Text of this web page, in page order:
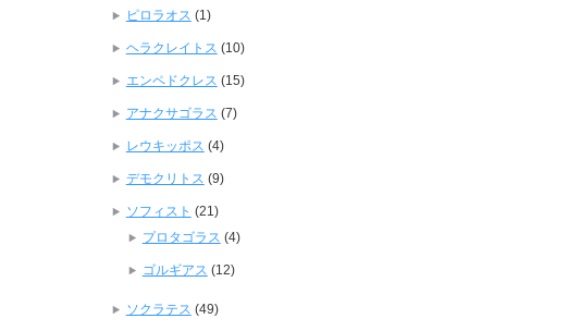
ピロラオス (1)
ヘラクレイトス (10)
エンペドクレス (15)
アナクサゴラス (7)
レウキッポス (4)
デモクリトス (9)
ソフィスト (21)
プロタゴラス (4)
ゴルギアス (12)
ソクラテス (49)